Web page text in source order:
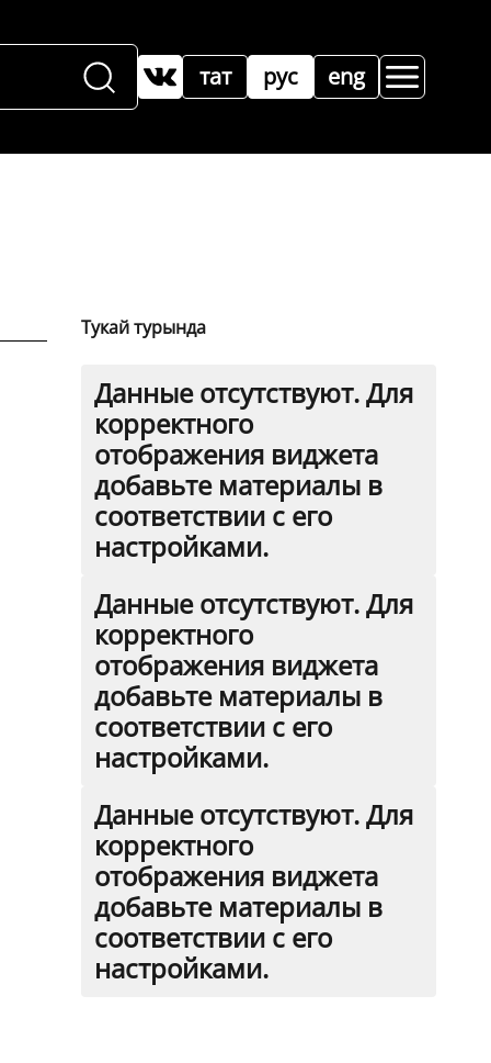
рус
тат eng
Тукай турында
Данные отсутствуют. Для
корректного
отображения виджета
добавьте материалы в
соответствии с его
настройками.
Данные отсутствуют. Для
корректного
отображения виджета
добавьте материалы в
соответствии с его
настройками.
Данные отсутствуют. Для
корректного
отображения виджета
добавьте материалы в
соответствии с его
настройками.